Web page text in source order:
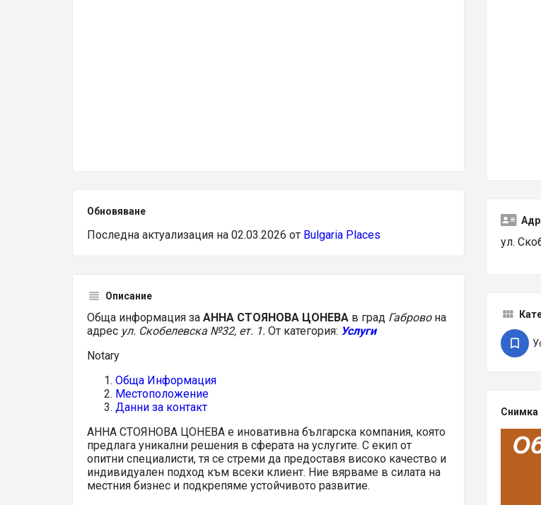
Обновяване
Последна актуализация на 02.03.2026 от Bulgaria Places
Описание
Обща информация за АННА СТОЯНОВА ЦОНЕВА в град Габрово на
адрес ул. Скобелевска №32, ет. 1. От категория: Услуги
Notary
Обща Информация
Местоположение
Данни за контакт
АННА СТОЯНОВА ЦОНЕВА е иновативна българска компания, която
предлага уникални решения в сферата на услугите. С екип от
опитни специалисти, тя се стреми да предоставя високо качество и
индивидуален подход към всеки клиент. Ние вярваме в силата на
местния бизнес и подкрепяме устойчивото развитие.
ул.
Снимка